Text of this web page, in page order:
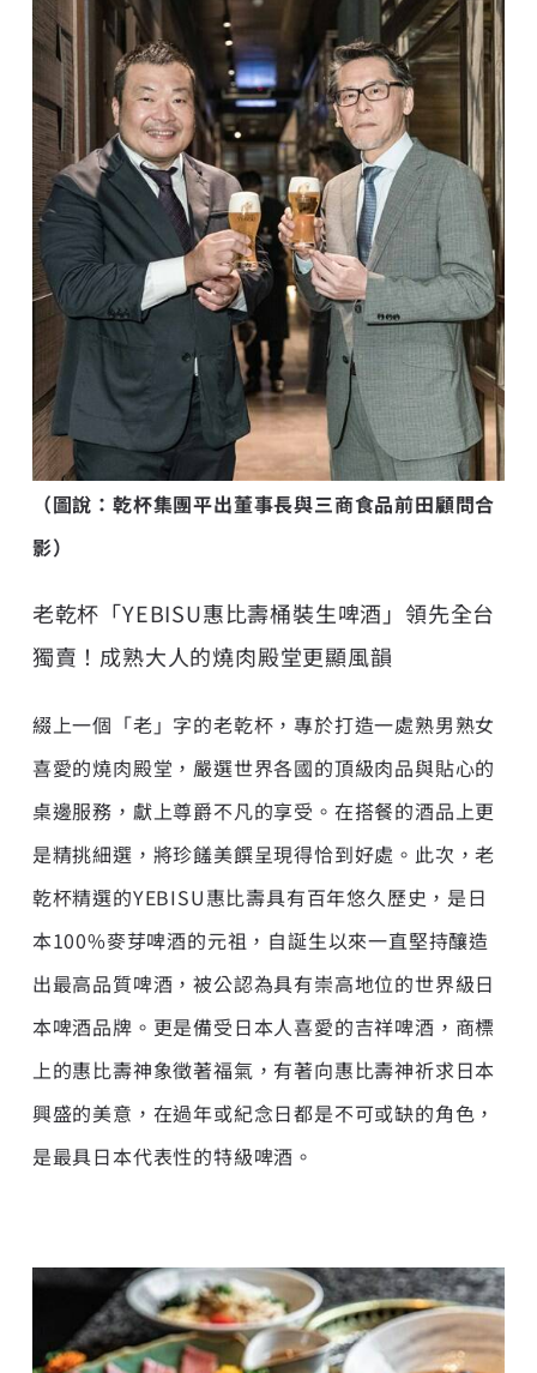
（圖說：乾杯集團平出董事長與三商食品前田顧問合
影）
老乾杯「YEBISU惠比壽桶裝生啤酒」領先全台
獨賣！成熟大人的燒肉殿堂更顯風韻
綴上一個「老」字的老乾杯，專於打造一處熟男熟女
喜愛的燒肉殿堂，嚴選世界各國的頂級肉品與貼心的
桌邊服務，獻上尊爵不凡的享受。在搭餐的酒品上更
是精挑細選，將珍饈美饌呈現得恰到好處。此次，老
乾杯精選的YEBISU惠比壽具有百年悠久歷史，是日
本100%麥芽啤酒的元祖，自誕生以來一直堅持釀造
出最高品質啤酒，被公認為具有崇高地位的世界級日
本啤酒品牌。更是備受日本人喜愛的吉祥啤酒，商標
上的惠比壽神象徵著福氣，有著向惠比壽神祈求日本
興盛的美意，在過年或紀念日都是不可或缺的角色，
是最具日本代表性的特級啤酒。